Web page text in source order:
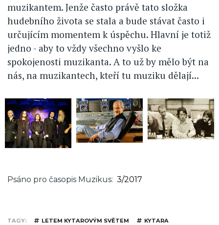
muzikantem. Jenže často právě tato složka
hudebního života se stala a bude stávat často i
určujícím momentem k úspěchu. Hlavní je totiž
jedno - aby to vždy všechno vyšlo ke
spokojenosti muzikanta. A to už by mělo být na
nás, na muzikantech, kteří tu muziku dělají...
Psáno pro časopis Muzikus 3/2017
TAGY LETEM KYTAROVÝM SVĚTEM KYTARA